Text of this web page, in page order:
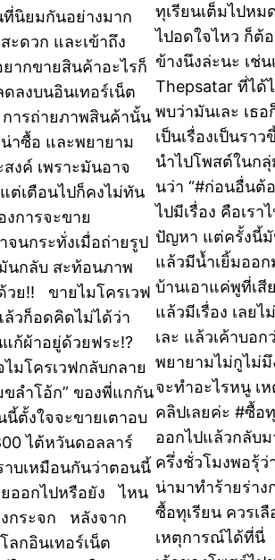
นิยมกันอย่างมาก
ะดวก และเข้าถึง
ากขายสินค้าอะไรก็
ลงบนอินเทอร์เน็ต
ารถ่ายภาพสินค้านั้น
าซื้อ และพยายาม
งค์ เพราะมันอาจ
เตือนไปก็คงไม่ทัน
การจะขาย
จนกระทั่งเมื่อถ่ายรูป
นกลับ สะท้อนภาพ
วย!! ขายไมโครเวฟ
วก็อดคิดไม่ได้ว่า
ก้ผ้าอยู่ด้วยฟระ!?
มโครเวฟกลับกลาย
ขลำโอ้ก” ของพี่แกกัน
ตั้งใจจะขายเตาอบ
ไต้หวันดอลลาร์
าบเหมือนกันว่าตอนนี้
ยออกไปหรือยัง ไหน
กระจก หลังจาก
ลกอินเทอร์เน็ต
ทุเรียนเต็มไปหม
ไปอดใจไหว ก็ต้
ข้างนึงล่ะนะ เช่
Thepsatar ที่ได้
พบว่ามันเละ เธ
เป็นเรื่องเป็นร
นำไปโพสต์ในก
นว่า “#ก่อนอื่นต้
ไปมีเรื่อง คือเร
ปัญหา แต่ครั้งนี้มั
แล้วมีน้ำเยิ้มออก
บ้านเอาแค่พูที่เสี
แล้วมีเรื่อง เลย
เละ แล้วเค้าบอ
พยายามไม่กูไม่มึ
จะทำอะไรหนู เ
คลิปเลยค่ะ #ซื้อ
ออกไปแล้วกลับม
ครึ่งชั่วโมงพอรุ้ว่
น่ามาทำร้ายร่า
ซื้อทุเรียน ควรเ
เหตุการณ์ได้ที่นี่